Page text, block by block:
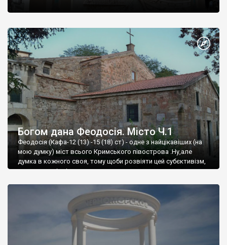
Богом дана Феодосія. Місто Ч.1
Феодосія (Кафа-12 (13) -15 (18) ст) - одне з найцікавіших (на
мою думку) міст всього Кримського півострова .Ну,але
думка в кожного своя, тому щоби розвіяти цей субєктивізм,
запрошую відвідати це